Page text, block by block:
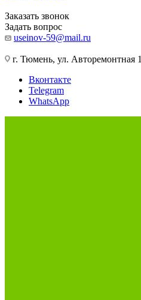
Заказать звонок
Задать вопрос
useinov-59@mail.ru
г. Тюмень, ул. Авторемонтная 1
Вконтакте
Telegram
WhatsApp